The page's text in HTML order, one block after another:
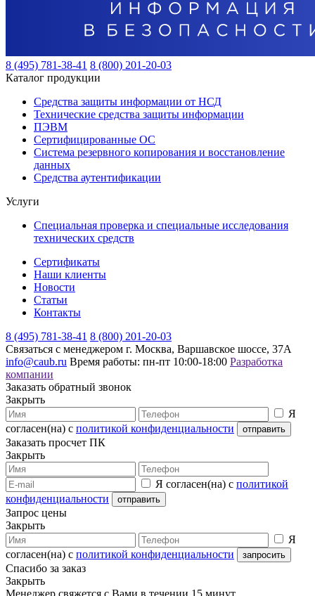
8 (495) 781-38-41 8 (800) 201-20-03
Каталог продукции
Средства защиты информации от НСД
Технические средства защиты информации
ПЭВМ
Сертифицированные ОС
Система резервного копирования и восстановление
данных
Средства аутентификации
Услуги
Специальная проверка и специальные исследования
технических средств
Сертификаты
Наши клиенты
Новости
Статьи
Контакты
8 (495) 781-38-41 8 (800) 201-20-03
Связаться с менеджером г. Москва, Варшавское шоссе, 37А
info@caub.ru Время работы: пн-пт 10:00-18:00 Разработка
компании
Заказать обратный звонок
Закрыть
Я
согласен(на) с политикой конфиденциальности
Заказать просчет ПК
Закрыть
Я согласен(на) с политикой
конфиденциальности
Запрос цены
Закрыть
Я
согласен(на) с политикой конфиденциальности
Спасибо за заказ
Закрыть
Менеджер свяжется с Вами в течении 15 минут.